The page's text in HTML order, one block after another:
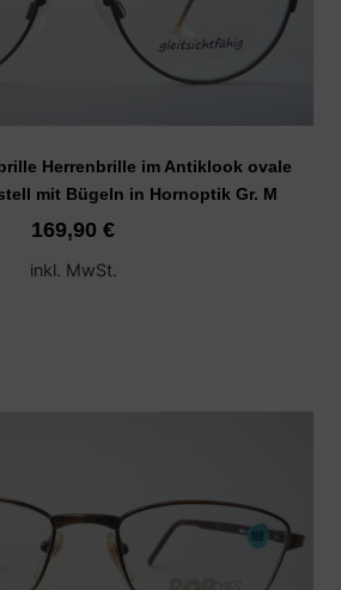
Herrenbrille im Antiklook ovale
mit Bügeln in Hornoptik Gr. M
169,90 €
inkl. MwSt.